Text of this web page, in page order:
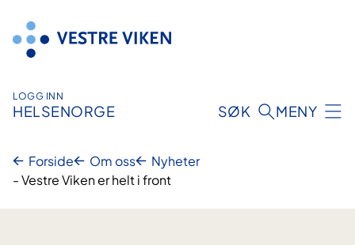
innhold
LOGG INN
HELSENORGE SØK MENY
Forside Om oss
Nyheter
- Vestre Viken er helt i front